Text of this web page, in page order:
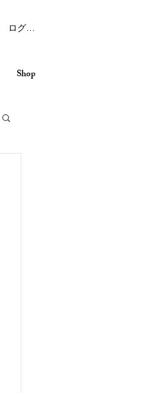
ログイン
Shop